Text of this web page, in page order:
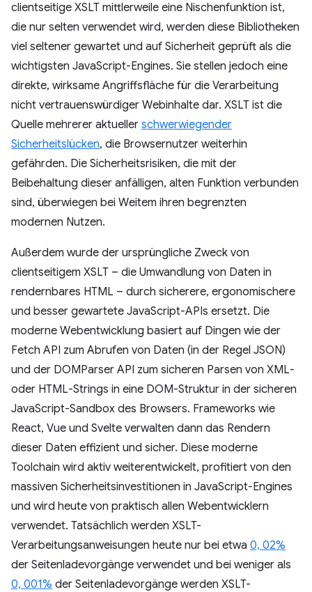
clientseitige XSLT mittlerweile eine Nischenfunktion ist,
die nur selten verwendet wird, werden diese Bibliotheken
viel seltener gewartet und auf Sicherheit geprüft als die
wichtigsten JavaScript-Engines. Sie stellen jedoch eine
direkte, wirksame Angriffsfläche für die Verarbeitung
nicht vertrauenswürdiger Webinhalte dar. XSLT ist die
Quelle mehrerer aktueller schwerwiegender
Sicherheitslücken, die Browsernutzer weiterhin
gefährden. Die Sicherheitsrisiken, die mit der
Beibehaltung dieser anfälligen, alten Funktion verbunden
sind, überwiegen bei Weitem ihren begrenzten
modernen Nutzen.
Außerdem wurde der ursprüngliche Zweck von
clientseitigem XSLT – die Umwandlung von Daten in
rendernbares HTML – durch sicherere, ergonomischere
und besser gewartete JavaScript-APIs ersetzt. Die
moderne Webentwicklung basiert auf Dingen wie der
Fetch API zum Abrufen von Daten (in der Regel JSON)
und der DOMParser API zum sicheren Parsen von XML-
oder HTML-Strings in eine DOM-Struktur in der sicheren
JavaScript-Sandbox des Browsers. Frameworks wie
React, Vue und Svelte verwalten dann das Rendern
dieser Daten effizient und sicher. Diese moderne
Toolchain wird aktiv weiterentwickelt, profitiert von den
massiven Sicherheitsinvestitionen in JavaScript-Engines
und wird heute von praktisch allen Webentwicklern
verwendet. Tatsächlich werden XSLT-
Verarbeitungsanweisungen heute nur bei etwa 0, 02%
der Seitenladevorgänge verwendet und bei weniger als
0, 001% der Seitenladevorgänge werden XSLT-